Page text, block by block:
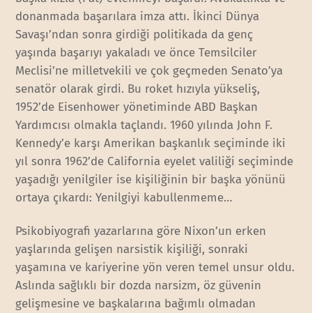
donanmada başarılara imza attı. İkinci Dünya
Savaşı’ndan sonra girdiği politikada da genç
yaşında başarıyı yakaladı ve önce Temsilciler
Meclisi’ne milletvekili ve çok geçmeden Senato’ya
senatör olarak girdi. Bu roket hızıyla yükseliş,
1952’de Eisenhower yönetiminde ABD Başkan
Yardımcısı olmakla taçlandı. 1960 yılında John F.
Kennedy’e karşı Amerikan başkanlık seçiminde iki
yıl sonra 1962’de California eyelet valiliği seçiminde
yaşadığı yenilgiler ise kişiliğinin bir başka yönünü
ortaya çıkardı: Yenilgiyi kabullenmeme…
Psikobiyografi yazarlarına göre Nixon’un erken
yaşlarında gelişen narsistik kişiliği, sonraki
yaşamına ve kariyerine yön veren temel unsur oldu.
Aslında sağlıklı bir dozda narsizm, öz güvenin
gelişmesine ve başkalarına bağımlı olmadan